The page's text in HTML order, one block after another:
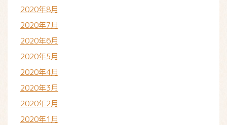
2020年8月
2020年7月
2020年6月
2020年5月
2020年4月
2020年3月
2020年2月
2020年1月